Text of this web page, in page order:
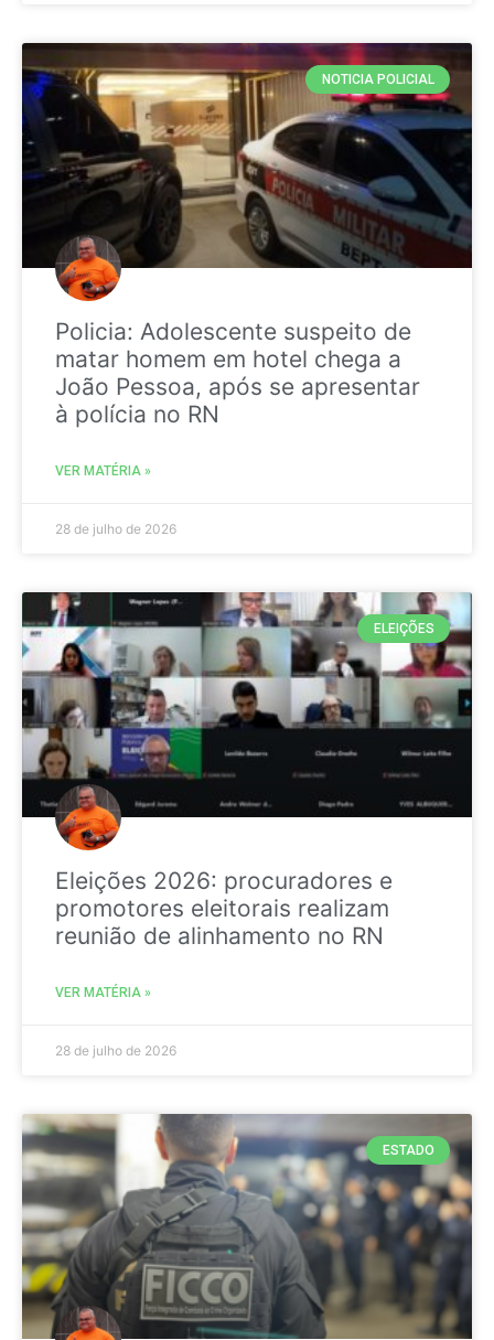
NOTICIA POLICIAL
Policia: Adolescente suspeito de
matar homem em hotel chega a
João Pessoa, após se apresentar
à polícia no RN
VER MATÉRIA »
28 de julho de 2026
ELEIÇÕES
Eleições 2026: procuradores e
promotores eleitorais realizam
reunião de alinhamento no RN
VER MATÉRIA »
28 de julho de 2026
ESTADO